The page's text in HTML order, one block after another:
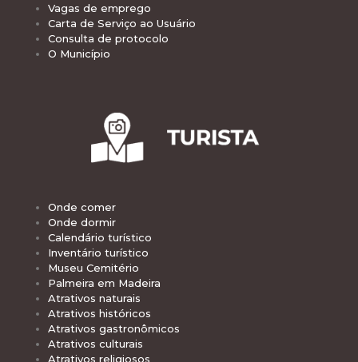
Vagas de emprego
Carta de Serviço ao Usuário
Consulta de protocolo
O Município
Onde comer
Onde dormir
Calendário turístico
Inventário turístico
Museu Cemitério
Palmeira em Madeira
Atrativos naturais
Atrativos históricos
Atrativos gastronômicos
Atrativos culturais
Atrativos religiosos